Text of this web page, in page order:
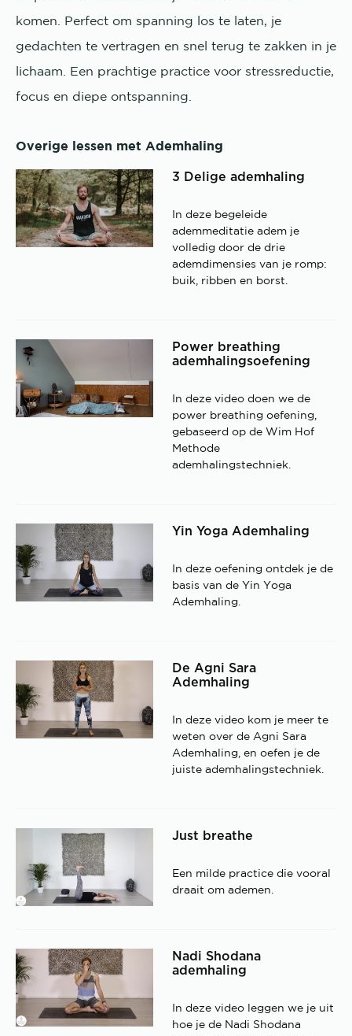
komen. Perfect om spanning los te laten, je
gedachten te vertragen en snel terug te zakken in je
lichaam. Een prachtige practice voor stressreductie,
focus en diepe ontspanning.
Overige lessen met Ademhaling
3 Delige ademhaling
In deze begeleide
ademmeditatie adem je
volledig door de drie
ademdimensies van je romp:
buik, ribben en borst.
Power breathing
ademhalingsoefening
In deze video doen we de
power breathing oefening,
gebaseerd op de Wim Hof
Methode
ademhalingstechniek.
Yin Yoga Ademhaling
In deze oefening ontdek je de
basis van de Yin Yoga
Ademhaling.
De Agni Sara
Ademhaling
In deze video kom je meer te
weten over de Agni Sara
Ademhaling, en oefen je de
juiste ademhalingstechniek.
Just breathe
Een milde practice die vooral
draait om ademen.
Nadi Shodana
ademhaling
In deze video leggen we je uit
hoe je de Nadi Shodana